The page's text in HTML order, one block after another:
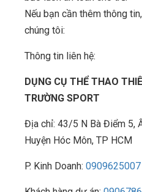
Nếu bạn cần thêm thông
chúng tôi:
Thông tin liên hệ:
DỤNG CỤ THỂ THAO
TRƯỜNG SPORT
Địa chỉ: 43/5 N Bà Điểm 5,
Huyện Hóc Môn, TP HCM
P. Kinh Doanh: 0909625007